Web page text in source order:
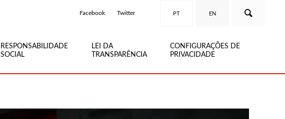
Facebook Twitter PT EN
RESPONSABILIDADE
SOCIAL
LEI DA
TRANSPARÊNCIA
CONFIGURAÇÕES DE
PRIVACIDADE